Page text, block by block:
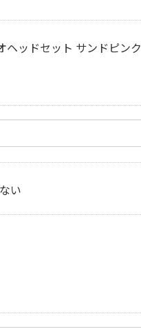
ヘッドセット サンドピンク
い